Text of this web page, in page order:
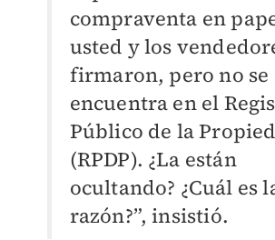
compraventa en
usted y los
firmaron, pero no se
encuentra en el
Público de la
(RPDP). ¿La están
ocultando? ¿Cuál es
razón?”, insistió.